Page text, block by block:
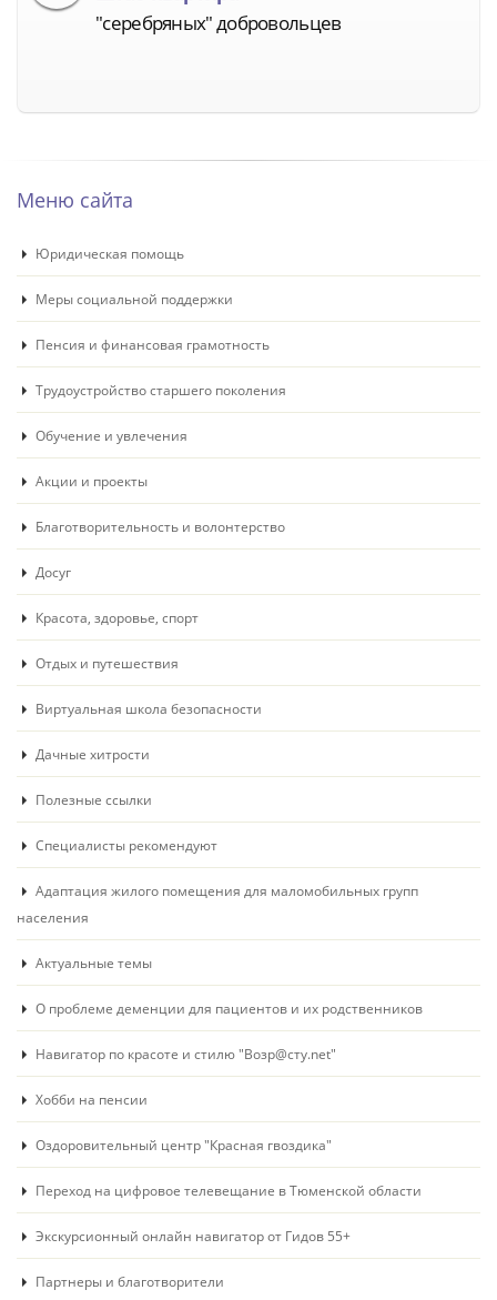
"серебряных" добровольцев
Меню сайта
Юридическая помощь
Меры социальной поддержки
Пенсия и финансовая грамотность
Трудоустройство старшего поколения
Обучение и увлечения
Акции и проекты
Благотворительность и волонтерство
Досуг
Красота, здоровье, спорт
Отдых и путешествия
Виртуальная школа безопасности
Дачные хитрости
Полезные ссылки
Специалисты рекомендуют
Адаптация жилого помещения для маломобильных групп
населения
Актуальные темы
О проблеме деменции для пациентов и их родственников
Навигатор по красоте и стилю "Возр@сту.net"
Хобби на пенсии
Оздоровительный центр "Красная гвоздика"
Переход на цифровое телевещание в Тюменской области
Экскурсионный онлайн навигатор от Гидов 55+
Партнеры и благотворители